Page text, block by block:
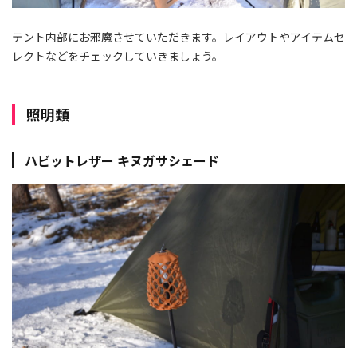
テント内部にお邪魔させていただきます。レイアウトやアイテムセ
レクトなどをチェックしていきましょう。
照明類
ハビットレザー キヌガサシェード